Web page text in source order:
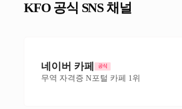
KFO 공식 SNS 채널
네이버 카페
무역 자격증 N포털 카페 1위